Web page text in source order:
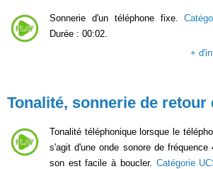
Sonnerie d'un téléphone fixe.
Durée : 00:02.
+
Tonalité, sonnerie de retour
Tonalité téléphonique lorsque le
s'agit d'une onde sonore de
son est facile à boucler. Catégorie